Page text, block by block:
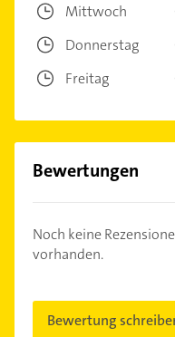
Mittwoch
Donnerstag
Freitag
Bewertungen
Noch keine
vorhanden.
Bewertung